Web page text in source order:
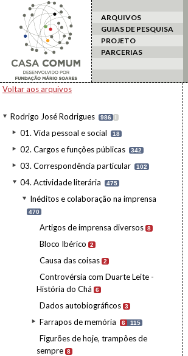
ARQUIVOS
GUIAS DE PESQUISA
PROJETO
PARCERIAS
Voltar aos arquivos
Rodrigo José Rodrigues 986 I
01. Vida pessoal e social 18
02. Cargos e funções públicas 342
03. Correspondência particular 102
04. Actividade literária 475
Inéditos e colaboração na imprensa
470
Artigos de imprensa diversos 8
Bloco Ibérico 2
Causa das coisas 2
Controvérsia com Duarte Leite -
História do Chá
6
Dados autobiográficos 3
Farrapos de memória 6 115
Figurões de hoje, trampões de
sempre 8